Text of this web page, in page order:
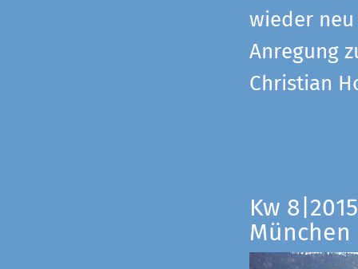
wieder
Anregung
Christian
Kw
München